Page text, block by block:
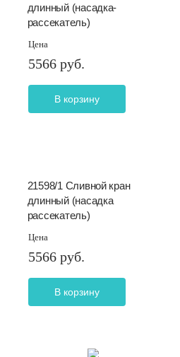
длинный (насадка-
рассекатель)
Цена
5566 руб.
В корзину
21598/1 Сливной кран
длинный (насадка
рассекатель)
Цена
5566 руб.
В корзину